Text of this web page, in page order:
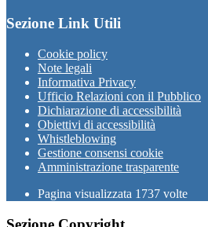
Sezione Link Utili
Cookie policy
Note legali
Informativa Privacy
Ufficio Relazioni con il Pubblico
Dichiarazione di accessibilità
Obiettivi di accessibilità
Whistleblowing
Gestione consensi cookie
Amministrazione trasparente
Pagina visualizzata 1737 volte